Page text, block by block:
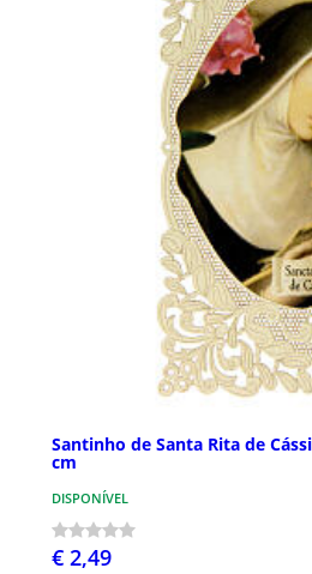
Santinho de Santa Rita de
cm
DISPONÍVEL
€ 2,49